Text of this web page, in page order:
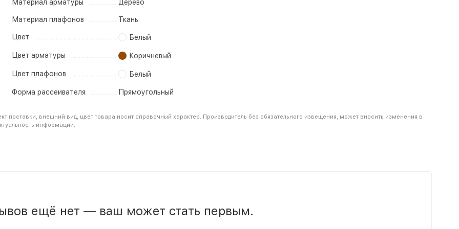
Материал арматуры Дерево
Материал плафонов Ткань
Цвет Белый
Цвет арматуры Коричневый
Цвет плафонов Белый
Форма рассеивателя Прямоугольный
поставки, внешний вид, цвет товара носит справочный характер. Производитель без обязательного извещения, может вносить изменения в
информации.
ещё нет — ваш может стать первым.